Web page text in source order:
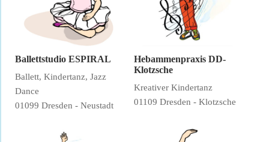
Ballettstudio ESPIRAL
Ballett, Kindertanz, Jazz
Dance
01099 Dresden - Neustadt
Hebammenpraxis DD-
Klotzsche
Kreativer Kindertanz
01109 Dresden - Klotzsche